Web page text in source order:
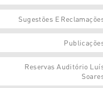
Sugestões E
Reservas Auditório